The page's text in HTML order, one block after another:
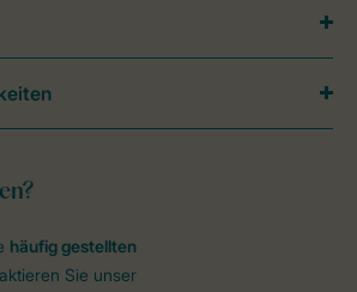
häufig gestellten
Sie unser